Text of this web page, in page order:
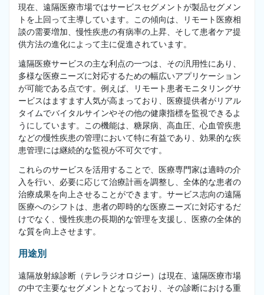
現在、遠隔医療市場ではサービスセグメントが製品セグメン
トを上回って主導しています。この傾向は、リモート医療相
談の需要増加、慢性疾患の有病率の上昇、そして患者ケア提
供方法の進化によって主に促進されています。
遠隔医療サービスの主な利点の一つは、その汎用性にあり、
多様な医療ニーズに対応するための幅広いアプリケーション
が可能である点です。例えば、リモート患者モニタリングサ
ービスはますます人気が高まっており、医療提供者がリアル
タイムでバイタルサインやその他の健康指標を監視できるよ
うにしています。この機能は、糖尿病、高血圧、心血管疾患
などの慢性疾患の管理において特に有益であり、効果的な疾
患管理には継続的な監視が不可欠です。
これらのサービスを活用することで、医療専門家は適時の介
入を行い、必要に応じて治療計画を調整し、全体的な患者の
治療成果を向上させることができます。サービス志向の遠隔
医療へのシフトは、患者の即時的な医療ニーズに対応するだ
けでなく、慢性疾患の長期的な管理を支援し、医療の全体的
な質を向上させます。
用途別
遠隔放射線診断（テレラジオロジー）は現在、遠隔医療市場
の中で主要なセグメントとなっており、その診断における重